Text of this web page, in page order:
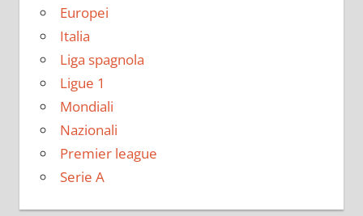
Europei
Italia
Liga spagnola
Ligue 1
Mondiali
Nazionali
Premier league
Serie A